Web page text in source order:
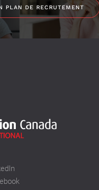
PLAN DE RECRUTEMENT